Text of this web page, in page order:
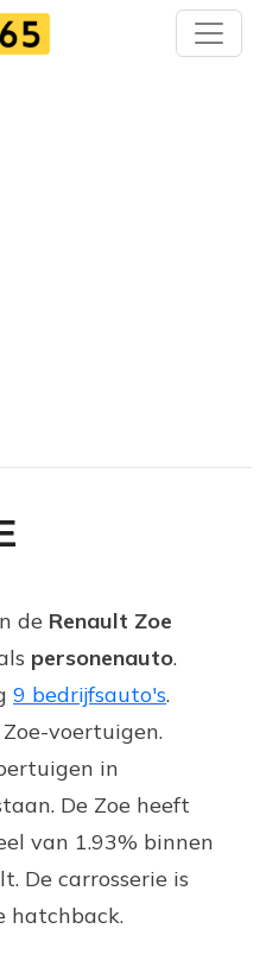
de Renault Zoe
personenauto.
9 bedrijfsauto's.
Zoe-voertuigen.
in
De Zoe heeft
van 1.93% binnen
De carrosserie is
hatchback.